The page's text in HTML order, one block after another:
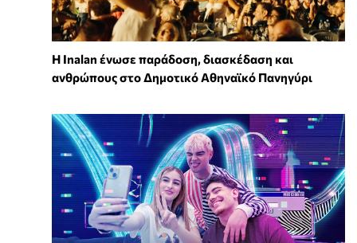
Η Inalan ένωσε παράδοση, διασκέδαση και
ανθρώπους στο Δημοτικό Αθηναϊκό Πανηγύρι